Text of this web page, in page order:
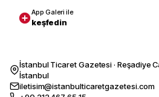
App Galeri ile
keşfedin
İstanbul Ticaret Gazetesi · Reşadiye
İstanbul
iletisim@istanbulticaretgazetesi.com